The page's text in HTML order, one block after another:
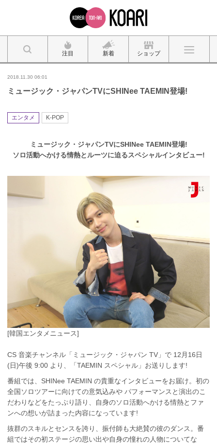
注目 新着 ショップ
2018.11.30 06:01
ミュージック・ジャパンTVにSHINee TAEMIN登場!
エンタメ K-POP
ミュージック・ジャパンTVにSHINee TAEMIN登場!
ソロ活動へかける情熱とルーツに迫るスペシャルインタビュー!
[韓国エンタメニュース]
CS 音楽チャンネル「ミュージック・ジャパン TV」で 12月16日
(日)午後 9:00 より、「TAEMIN スペシャル」お送りします!
番組では、SHINee TAEMIN の貴重なインタビューをお届け。初の
全国ソロツアーに向けての意気込みや パフォーマンスと演出のこ
だわりなどをたっぷり語り、自身のソロ活動へかける情熱とファ
ンへの想いが詰まった内容になっています!
抜群のスキルとセンスを誇り、振付師も大絶賛の彼のダンス。番
組ではその初ステージの思い出や自身の憧れの人物についてな